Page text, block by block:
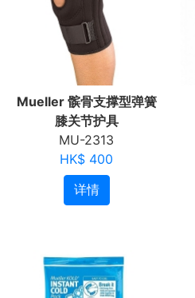
Mueller 髌骨支撑型弹簧
膝关节护具
MU-2313
HK$ 400
详情